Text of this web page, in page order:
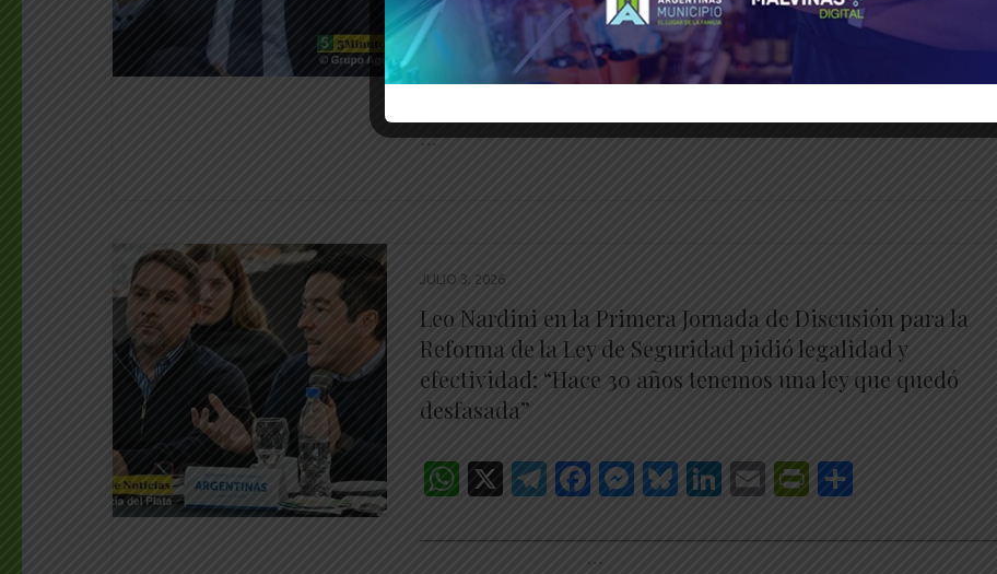
___________________________________________________________________
…
JULIO 3, 2026
Leo Nardini en la Primera Jornada de Discusión para la
Reforma de la Ley de Seguridad pidió legalidad y
efectividad: “Hace 30 años tenemos una ley que quedó
desfasada”
WhatsApp
X Telegram
Facebook
Messenger
Bluesky
LinkedIn
EmailPrintFriendly
…